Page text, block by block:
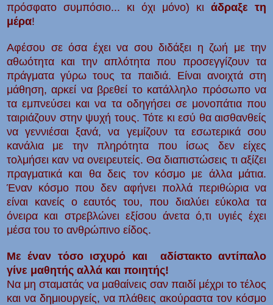
πρόσφατο συμπόσιο... κι όχι μόνο) κι άδραξε τη
μέρα!
Αφέσου σε όσα έχει να σου διδάξει η ζωή με την
αθωότητα και την απλότητα που προσεγγίζουν τα
πράγματα γύρω τους τα παιδιά. Είναι ανοιχτά στη
μάθηση, αρκεί να βρεθεί το κατάλληλο πρόσωπο να
τα εμπνεύσει και να τα οδηγήσει σε μονοπάτια που
ταιριάζουν στην ψυχή τους. Τότε κι εσύ θα αισθανθείς
να γεννιέσαι ξανά, να γεμίζουν τα εσωτερικά σου
κανάλια με την πληρότητα που ίσως δεν είχες
τολμήσει καν να ονειρευτείς. Θα διαπιστώσεις τι αξίζει
πραγματικά και θα δεις τον κόσμο με άλλα μάτια.
Έναν κόσμο που δεν αφήνει πολλά περιθώρια να
είναι κανείς ο εαυτός του, που διαλύει εύκολα τα
όνειρα και στρεβλώνει εξίσου άνετα ό,τι υγιές έχει
μέσα του το ανθρώπινο είδος.
Με έναν τόσο ισχυρό και αδίστακτο αντίπαλο
γίνε μαθητής αλλά και ποιητής!
Να μη σταματάς να μαθαίνεις σαν παιδί μέχρι το τέλος
και να δημιουργείς, να πλάθεις ακούραστα τον κόσμο